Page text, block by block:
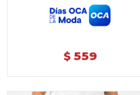
$ 559